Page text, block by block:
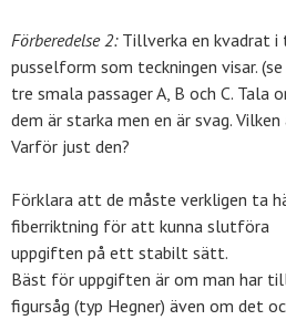
Förberedelse 2: Tillverka en kvadrat i
pusselform som teckningen visar.
tre smala passager A, B och C.
dem är starka men en är svag.
Varför just den?
Förklara att de måste verkligen ta
fiberriktning för att kunna slutföra
uppgiften på ett stabilt sätt.
Bäst för uppgiften är om man har
figursåg (typ Hegner) även om det